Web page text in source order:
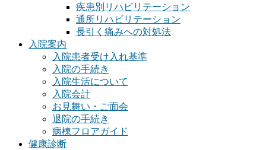
疾患別リハビリテーション
通所リハビリテーション
長引く痛みへの対処法
入院案内
入院患者受け入れ基準
入院の手続き
入院生活について
入院会計
お見舞い・ご面会
退院の手続き
病棟フロアガイド
健康診断